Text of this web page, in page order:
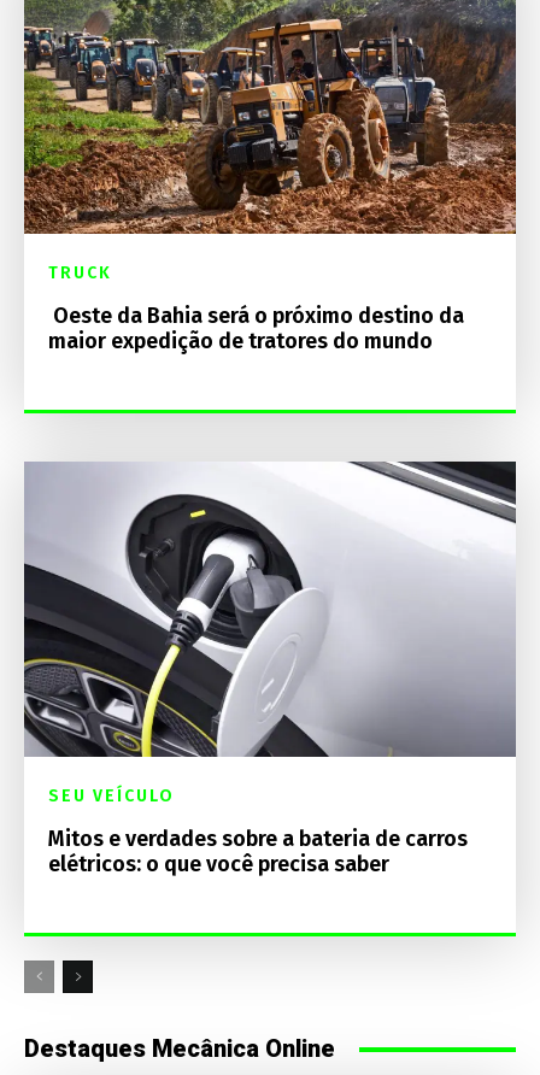
TRUCK
Oeste da Bahia será o próximo destino da
maior expedição de tratores do mundo
SEU VEÍCULO
Mitos e verdades sobre a bateria de carros
elétricos: o que você precisa saber
Destaques Mecânica Online